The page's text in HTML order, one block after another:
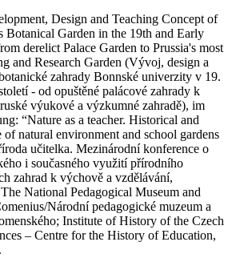
Design and Teaching Concept of
Botanical Garden in the 19th and Early
derelict Palace Garden to Prussia's most
and Research Garden (Vývoj, design a
zahrady Bonnské univerzity v 19.
- od opuštěné palácové zahrady k
výukové a výzkumné zahradě), im
“Nature as a teacher. Historical and
of natural environment and school gardens
učitelka. Mezinárodní konference o
i současného využití přírodního
zahrad k výchově a vzdělávání,
National Pedagogical Museum and
Národní pedagogické muzeum a
Institute of History of the Czech
– Centre for the History of Education,